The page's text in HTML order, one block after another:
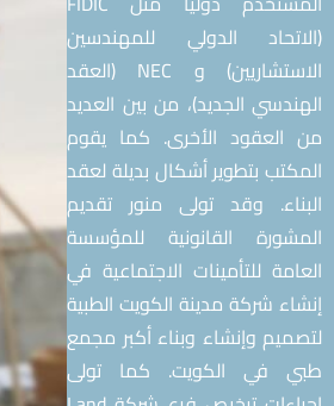
الدولي للمهندسين
الاستشاريين) و NEC (العقد
الجديد)، من بين العديد
الأخرى. كما يقوم
بتطوير أشكال بديلة لعقد
وقد تولى منور تقديم
القانونية للمؤسسة
للتأمينات الاجتماعية في
شركة مدينة الكويت الطبية
وإنشاء وبناء أكبر مجمع
في الكويت. كما تولى